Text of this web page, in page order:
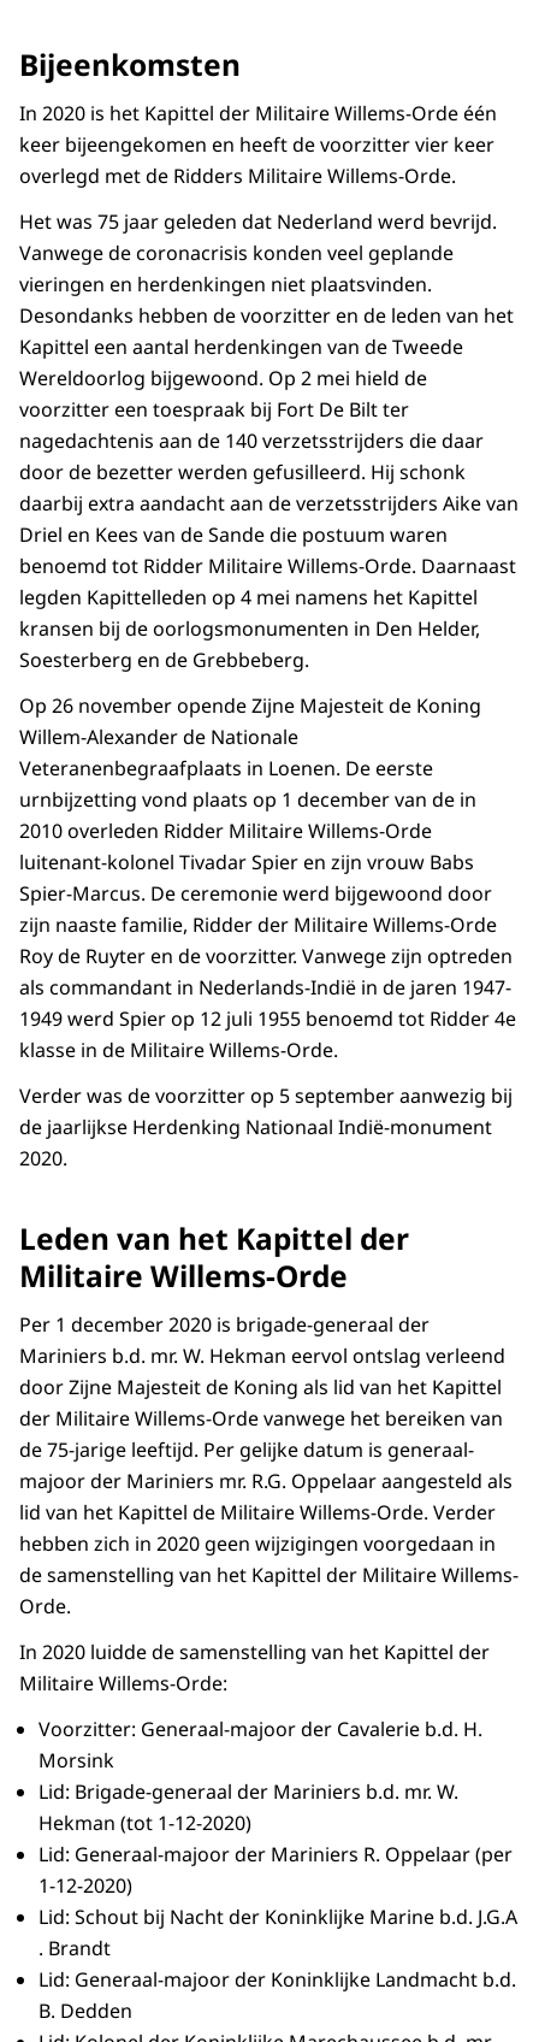
Bijeenkomsten
In 2020 is het Kapittel der Militaire Willems-Orde één
keer bijeengekomen en heeft de voorzitter vier keer
overlegd met de Ridders Militaire Willems-Orde.
Het was 75 jaar geleden dat Nederland werd bevrijd.
Vanwege de coronacrisis konden veel geplande
vieringen en herdenkingen niet plaatsvinden.
Desondanks hebben de voorzitter en de leden van het
Kapittel een aantal herdenkingen van de Tweede
Wereldoorlog bijgewoond. Op 2 mei hield de
voorzitter een toespraak bij Fort De Bilt ter
nagedachtenis aan de 140 verzetsstrijders die daar
door de bezetter werden gefusilleerd. Hij schonk
daarbij extra aandacht aan de verzetsstrijders Aike van
Driel en Kees van de Sande die postuum waren
benoemd tot Ridder Militaire Willems-Orde. Daarnaast
legden Kapittelleden op 4 mei namens het Kapittel
kransen bij de oorlogsmonumenten in Den Helder,
Soesterberg en de Grebbeberg.
Op 26 november opende Zijne Majesteit de Koning
Willem-Alexander de Nationale
Veteranenbegraafplaats in Loenen. De eerste
urnbijzetting vond plaats op 1 december van de in
2010 overleden Ridder Militaire Willems-Orde
luitenant-kolonel Tivadar Spier en zijn vrouw Babs
Spier-Marcus. De ceremonie werd bijgewoond door
zijn naaste familie, Ridder der Militaire Willems-Orde
Roy de Ruyter en de voorzitter. Vanwege zijn optreden
als commandant in Nederlands-Indië in de jaren 1947-
1949 werd Spier op 12 juli 1955 benoemd tot Ridder 4e
klasse in de Militaire Willems-Orde.
Verder was de voorzitter op 5 september aanwezig bij
de jaarlijkse Herdenking Nationaal Indië-monument
2020.
Leden van het Kapittel der
Militaire Willems-Orde
Per 1 december 2020 is brigade-generaal der
Mariniers b.d. mr. W. Hekman eervol ontslag verleend
door Zijne Majesteit de Koning als lid van het Kapittel
der Militaire Willems-Orde vanwege het bereiken van
de 75-jarige leeftijd. Per gelijke datum is generaal-
majoor der Mariniers mr. R.G. Oppelaar aangesteld als
lid van het Kapittel de Militaire Willems-Orde. Verder
hebben zich in 2020 geen wijzigingen voorgedaan in
de samenstelling van het Kapittel der Militaire Willems-
Orde.
In 2020 luidde de samenstelling van het Kapittel der
Militaire Willems-Orde:
Voorzitter: Generaal-majoor der Cavalerie b.d. H.
Morsink
Lid: Brigade-generaal der Mariniers b.d. mr. W.
Hekman (tot 1-12-2020)
Lid: Generaal-majoor der Mariniers R. Oppelaar (per
1-12-2020)
Lid: Schout bij Nacht der Koninklijke Marine b.d. J.G.A
. Brandt
Lid: Generaal-majoor der Koninklijke Landmacht b.d.
B. Dedden